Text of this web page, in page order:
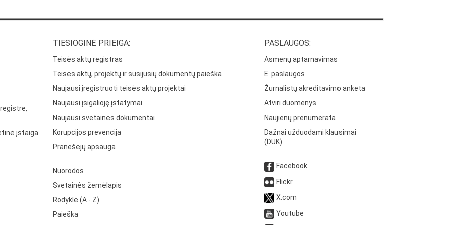
įstaiga
TIESIOGINĖ PRIEIGA:
Teisės aktų registras
Teisės aktų, projektų ir susijusių dokumentų paieška
Naujausi įregistruoti teisės aktų projektai
Naujausi įsigalioję įstatymai
Naujausi svetainės dokumentai
Korupcijos prevencija
Pranešėjų apsauga
Nuorodos
Svetainės žemėlapis
Rodyklė (A - Z)
Paieška
PASLAUGOS:
Asmenų aptarnavimas
E. paslaugos
Žurnalistų akreditavimo anketa
Atviri duomenys
Naujienų prenumerata
Dažnai užduodami klausimai
(DUK)
Facebook
Flickr
X.com
Youtube